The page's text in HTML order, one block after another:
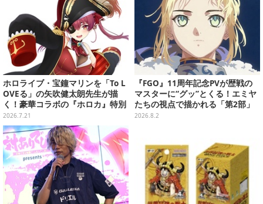
ホロライブ・宝鐘マリンを「To L
OVEる」の矢吹健太朗先生が描
く！豪華コラボの『ホロカ』特別
カードが「Vジャンプ10月号」に
付録
2026.7.21
『FGO』11周年記念PVが歴戦の
マスターに“グッ”とくる！エミヤ
たちの視点で描かれる「第2部」
の旅路
2026.8.2